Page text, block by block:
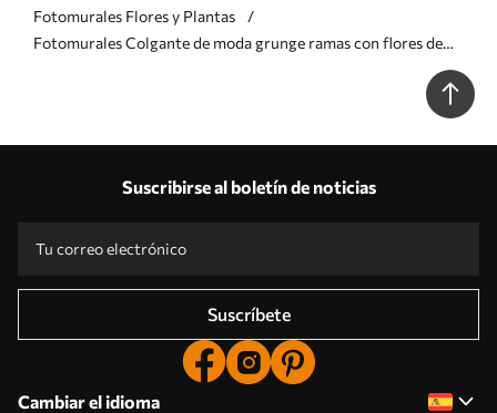
Fotomurales Flores y Plantas
Fotomurales Colgante de moda grunge ramas con flores de
Suscribirse al boletín de noticias
Suscríbete
Cambiar el idioma